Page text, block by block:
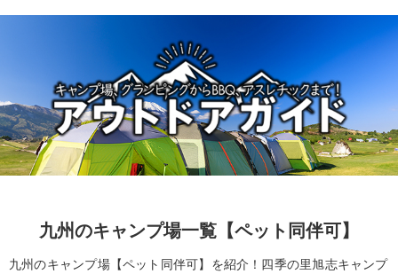
九州のキャンプ場一覧【ペット同伴可】
九州のキャンプ場【ペット同伴可】を紹介！四季の里旭志キャンプ